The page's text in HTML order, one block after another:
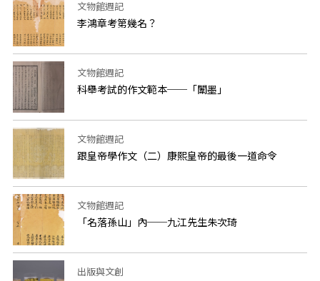
文物館週記
李鴻章考第幾名？
文物館週記
科舉考試的作文範本──「闈墨」
文物館週記
跟皇帝學作文（二）康熙皇帝的最後一道命令
文物館週記
「名落孫山」內──九江先生朱次琦
出版與文創